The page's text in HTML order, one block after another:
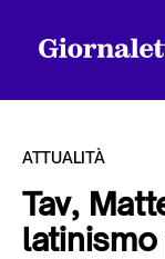
Tutti gli
ATTUALITÀ
Tav,